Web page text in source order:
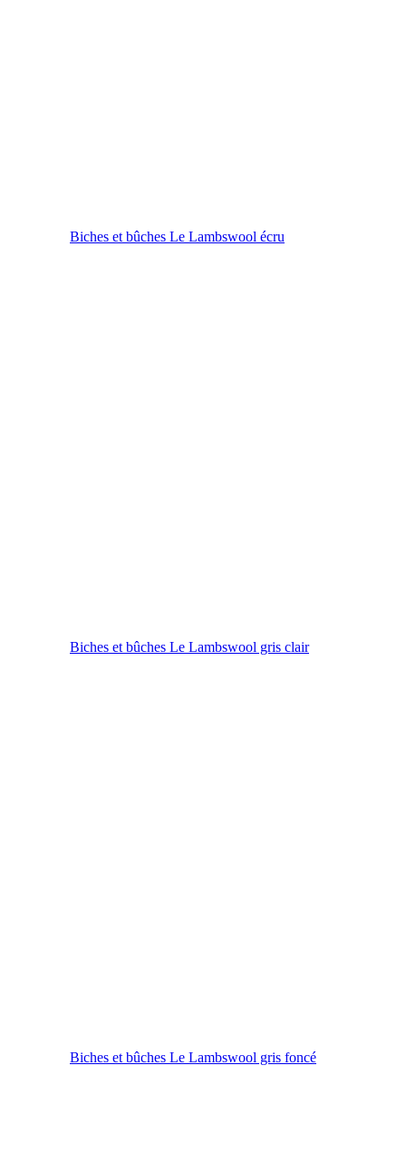
Biches et bûches Le Lambswool écru
Biches et bûches Le Lambswool gris clair
Biches et bûches Le Lambswool gris foncé